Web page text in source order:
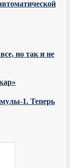
но так и не
1. Теперь